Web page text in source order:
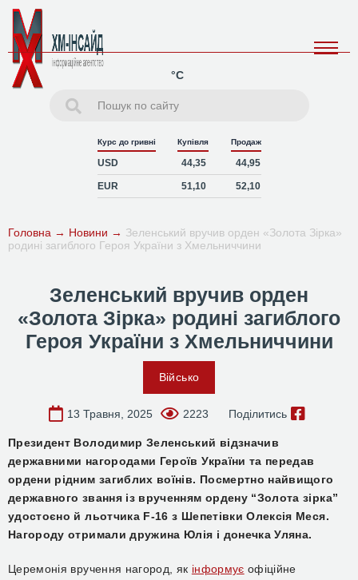
°C
Курс до гривні Купівля Продаж
USD 44,35 44,95
EUR 51,10 52,10
Головна → Новини → Зеленський вручив орден «Золота Зірка»
родині загиблого Героя України з Хмельниччини
Зеленський вручив орден
«Золота Зірка» родині загиблого
Героя України з Хмельниччини
Військо
13 Травня, 2025 2223 Поділитись
Президент Володимир Зеленський відзначив
державними нагородами Героїв України та передав
ордени рідним загиблих воїнів. Посмертно найвищого
державного звання із врученням ордену “Золота зірка”
удостоєно й льотчика F-16 з Шепетівки Олексія Меся.
Нагороду отримали дружина Юлія і донечка Уляна.
Церемонія вручення нагород, як інформує офіційне